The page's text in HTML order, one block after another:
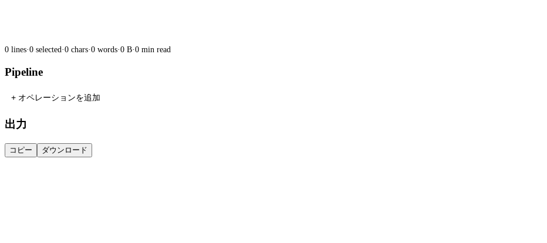
0 lines·0 selected·0 chars·0 words·0 B·0 min read
Pipeline
+ オペレーションを追加
出力
コピー ダウンロード